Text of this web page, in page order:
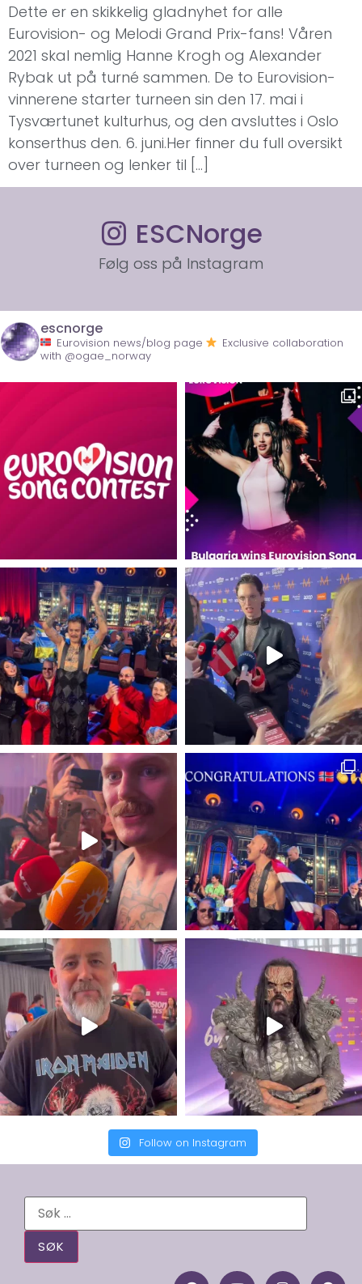
Dette er en skikkelig gladnyhet for alle
Eurovision- og Melodi Grand Prix-fans! Våren
2021 skal nemlig Hanne Krogh og Alexander
Rybak ut på turné sammen. De to Eurovision-
vinnerene starter turneen sin den 17. mai i
Tysværtunet kulturhus, og den avsluttes i Oslo
konserthus den. 6. juni.Her finner du full oversikt
over turneen og lenker til […]
ESCNorge
Følg oss på Instagram
escnorge
Eurovision news/blog page
Exclusive collaboration
with @ogae_norway
Follow on Instagram